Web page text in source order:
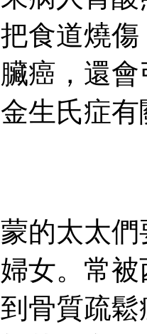
食道燒
癌，還
生氏症
的太太
女。常
骨質疏